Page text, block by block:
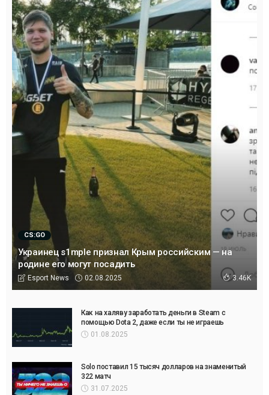
CS:GO
Украинец s1mple признал Крым российским — на
родине его могут посадить
Esport News 02.08.2025 3.46K
Как на халяву заработать деньги в Steam с
помощью Dota 2, даже если ты не играешь
01.08.2025
Solo поставил 15 тысяч долларов на знаменитый
322 матч
31.07.2025